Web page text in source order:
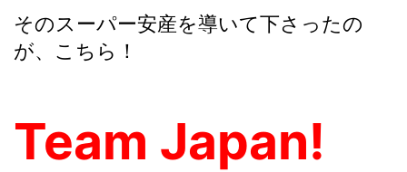
そのスーパー安産を導いて下さったの
が、こちら！
Team Japan!